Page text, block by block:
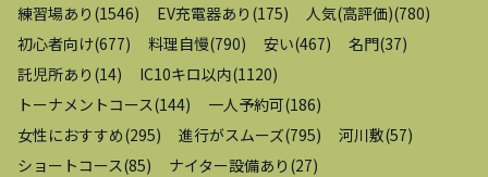
練習場あり (1546) EV充電器あり (175) 人気(高評価)(780)
初心者向け(677) 料理自慢(790) 安い(467) 名門(37)
託児所あり (14) IC10キロ以内(1120)
トーナメントコース(144) 一人予約可(186)
女性におすすめ(295) 進行がスムーズ(795) 河川敷(57)
ショートコース(85) ナイター設備あり (27)